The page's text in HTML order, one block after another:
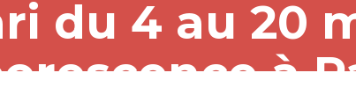
du 4 au 20
à